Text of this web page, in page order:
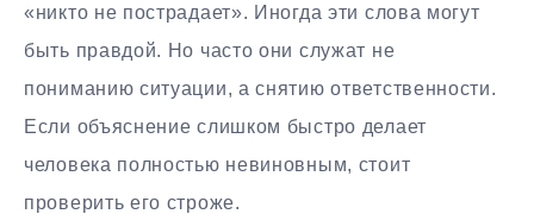
«никто не пострадает». Иногда эти слова могут
быть правдой. Но часто они служат не
пониманию ситуации, а снятию ответственности.
Если объяснение слишком быстро делает
человека полностью невиновным, стоит
проверить его строже.